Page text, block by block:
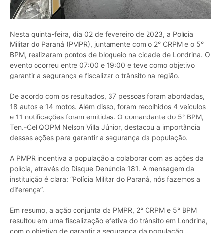
Nesta quinta-feira, dia 02 de fevereiro de 2023, a Polícia
Militar do Paraná (PMPR), juntamente com o 2° CRPM e o 5°
BPM, realizaram pontos de bloqueio na cidade de Londrina. O
evento ocorreu entre 07:00 e 19:00 e teve como objetivo
garantir a segurança e fiscalizar o trânsito na região.
De acordo com os resultados, 37 pessoas foram abordadas,
18 autos e 14 motos. Além disso, foram recolhidos 4 veículos
e 11 notificações foram emitidas. O comandante do 5° BPM,
Ten.-Cel QOPM Nelson Villa Júnior, destacou a importância
dessas ações para garantir a segurança da população.
A PMPR incentiva a população a colaborar com as ações da
polícia, através do Disque Denúncia 181. A mensagem da
instituição é clara: “Polícia Militar do Paraná, nós fazemos a
diferença”.
Em resumo, a ação conjunta da PMPR, 2° CRPM e 5° BPM
resultou em uma fiscalização efetiva do trânsito em Londrina,
com o objetivo de garantir a segurança da população.